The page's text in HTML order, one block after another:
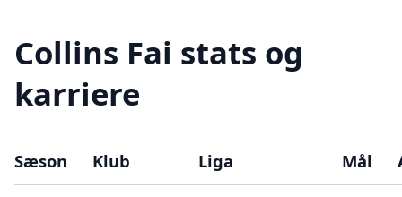
Collins Fai stats og
karriere
Sæson Klub Liga Mål